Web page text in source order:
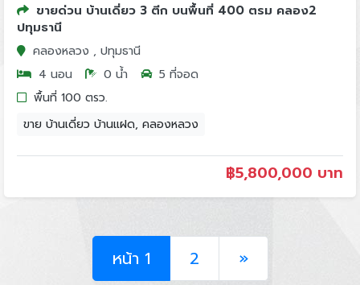
ขายด่วน บ้านเดี่ยว 3 ตีก บนพื้นที่ 400 ตรม คลอง2
ปทุมธานี
คลองหลวง , ปทุมธานี
4 นอน
0 น้ำ
5 ที่จอด
พื้นที่ 100 ตรว.
ขาย บ้านเดี่ยว บ้านแฝด, คลองหลวง
฿5,800,000 บาท
หน้า 1 2 »